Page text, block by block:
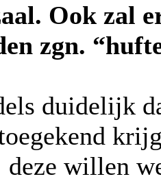
Ook zal
zgn.
duidelijk
willen